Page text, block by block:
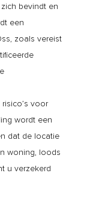
bevindt en
een
zoals vereist
voor
wordt een
dat de locatie
woning, loods
u verzekerd